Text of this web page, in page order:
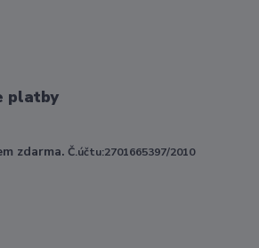
platby
zdarma. Č.účtu:2701665397/2010